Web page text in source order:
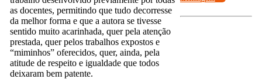
as docentes, permitindo que tudo decorresse
da melhor forma e que a autora se tivesse
sentido muito acarinhada, quer pela atenção
prestada, quer pelos trabalhos expostos e
“miminhos” oferecidos, quer, ainda, pela
atitude de respeito e igualdade que todos
deixaram bem patente.